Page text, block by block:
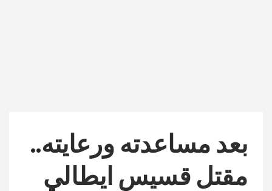
بعد مساعدته ورعايته..
مقتل قسيس ايطالي